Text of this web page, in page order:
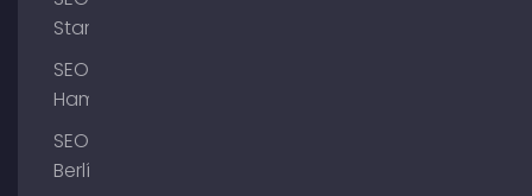
Starnberg
SEO
Hamburgo
SEO
Berlín